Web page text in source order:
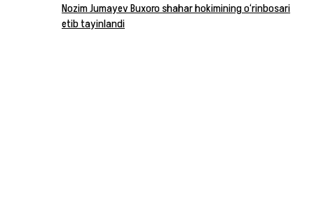
Nozim Jumayev Buxoro shahar hokimining o‘rinbosari
etib tayinlandi